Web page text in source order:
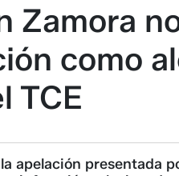
Zamora
como
TCE
la apelación presentada